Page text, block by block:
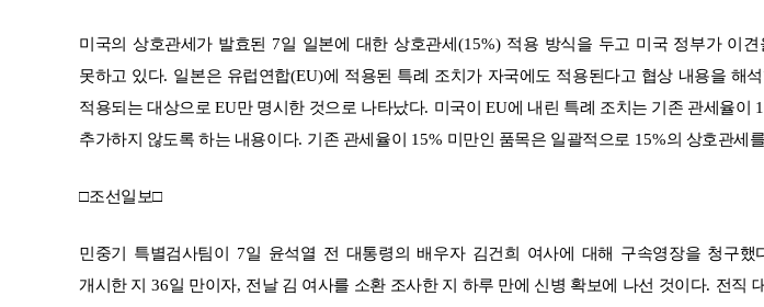
미국의 상호관세가 발효된 7일 일본에 대한 상호관세 (15%) 적용 방식을 두고 미국 정부가 이
못하고 있다. 일본은 유럽연합(EU)에 적용된 특례 조치가 자국에도 적용된다고 협상 내용을 해
적용되는 대상으로 EU만 명시한 것으로 나타났다. 미국이 EU에 내린 특례 조치는 기존 관세율이
추가하지 않도록 하는 내용이다. 기존 관세율이 15% 미만인 품목은 일괄적으로 15%의 상호관세
□조선일보□
민중기 특별검사팀이 7일 윤석열 전 대통령의 배우자 김건희 여사에 대해 구속영장을 청구했
개시한 지 36일 만이자, 전날 김 여사를 소환 조사한 지 하루 만에 신병 확보에 나선 것이다. 전직